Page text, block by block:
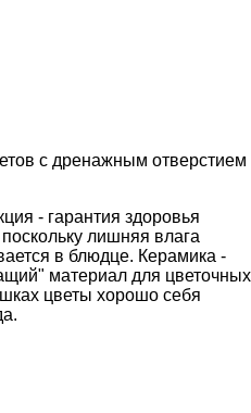
c дренажным отверстием
- гарантия здоровья
лишняя влага
в блюдце. Керамика -
материал для цветочных
цветы хорошо себя